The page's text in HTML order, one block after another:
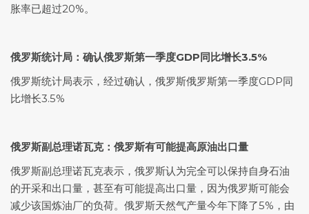
胀率已超过20%。
俄罗斯统计局：确认俄罗斯第一季度GDP同比增长3.5%
俄罗斯统计局表示，经过确认，俄罗斯俄罗斯第一季度GDP同
比增长3.5%
俄罗斯副总理诺瓦克：俄罗斯有可能提高原油出口量
俄罗斯副总理诺瓦克表示，俄罗斯认为完全可以保持自身石油
的开采和出口量，甚至有可能提高出口量，因为俄罗斯可能会
减少该国炼油厂的负荷。俄罗斯天然气产量今年下降了5%，由